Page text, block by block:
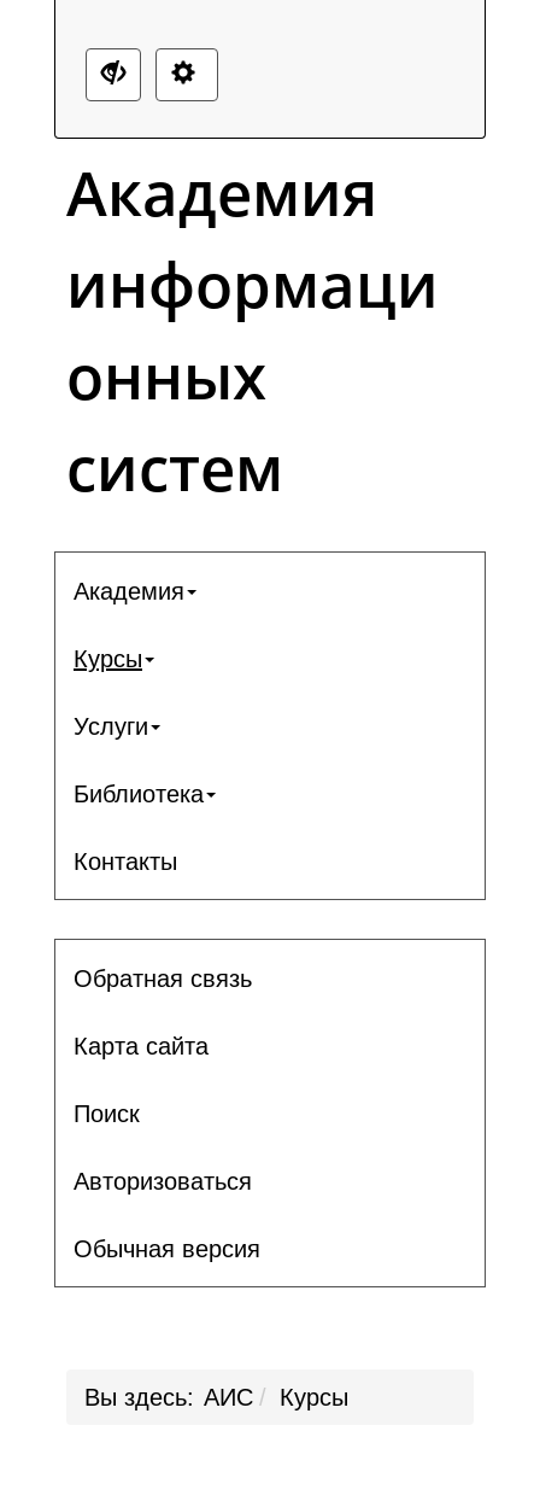
Академия
информаци
онных
систем
Академия
Курсы
Услуги
Библиотека
Контакты
Обратная связь
Карта сайта
Поиск
Авторизоваться
Обычная версия
Вы здесь: АИС Курсы